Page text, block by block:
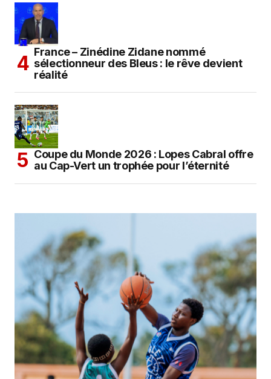
France – Zinédine Zidane nommé
sélectionneur des Bleus : le rêve devient
réalité
Coupe du Monde 2026 : Lopes Cabral offre
au Cap-Vert un trophée pour l’éternité